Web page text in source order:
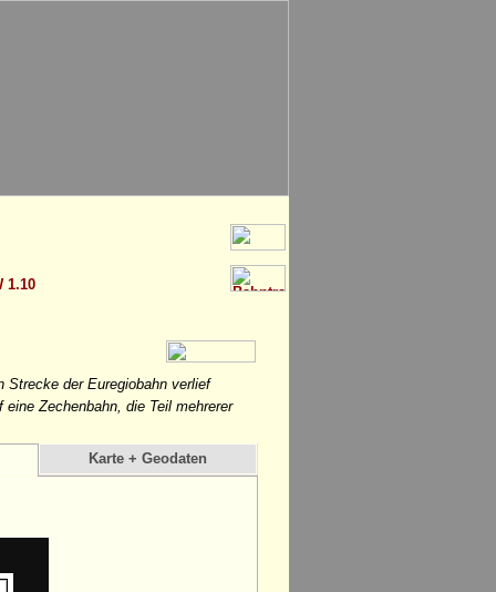
1.10
Strecke der Euregiobahn verlief
Zechenbahn, die Teil mehrerer
Karte + Geodaten